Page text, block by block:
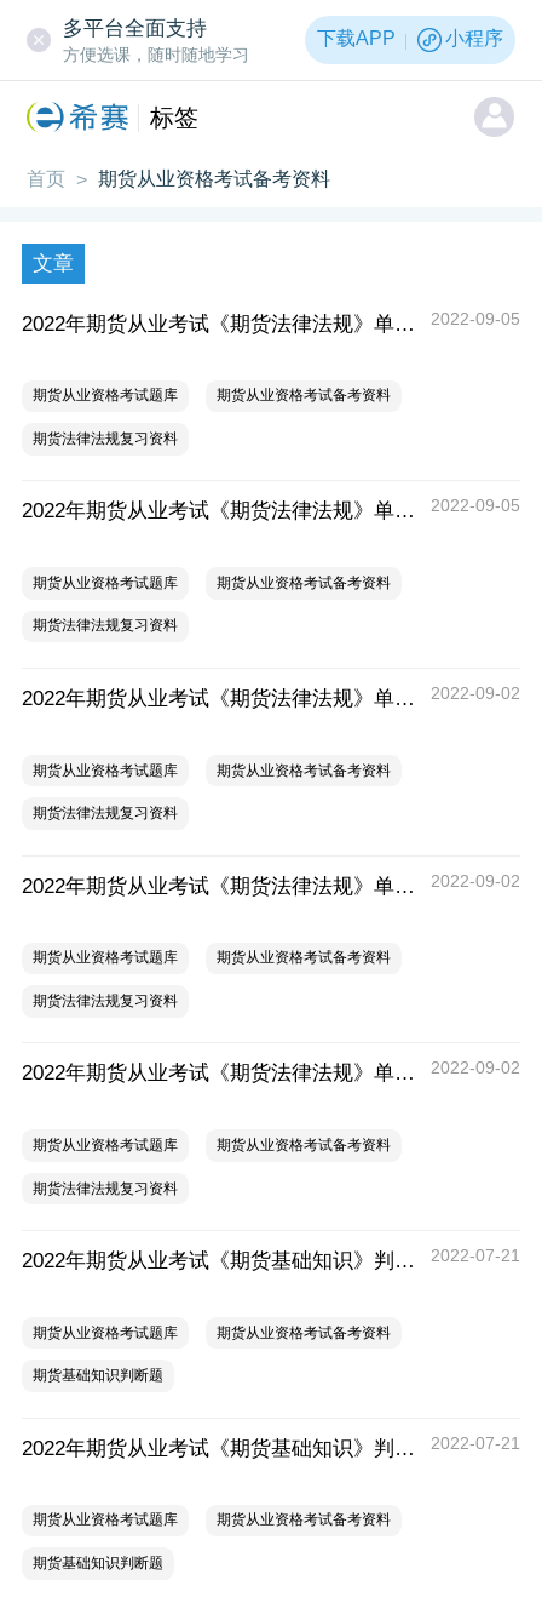
多平台全面支持
方便选课，随时随地学习
下载APP 小程序
标签
首页 > 期货从业资格考试备考资料
文章
2022年期货从业考试《期货法律法规》单选题（五） 2022-09-05
期货从业资格考试题库 期货从业资格考试备考资料
期货法律法规复习资料
2022年期货从业考试《期货法律法规》单选题（四） 2022-09-05
期货从业资格考试题库 期货从业资格考试备考资料
期货法律法规复习资料
2022年期货从业考试《期货法律法规》单选题（三） 2022-09-02
期货从业资格考试题库 期货从业资格考试备考资料
期货法律法规复习资料
2022年期货从业考试《期货法律法规》单选题（二） 2022-09-02
期货从业资格考试题库 期货从业资格考试备考资料
期货法律法规复习资料
2022年期货从业考试《期货法律法规》单选题（一） 2022-09-02
期货从业资格考试题库 期货从业资格考试备考资料
期货法律法规复习资料
2022年期货从业考试《期货基础知识》判断题练习（八） 2022-07-21
期货从业资格考试题库 期货从业资格考试备考资料
期货基础知识判断题
2022年期货从业考试《期货基础知识》判断题练习（七） 2022-07-21
期货从业资格考试题库 期货从业资格考试备考资料
期货基础知识判断题